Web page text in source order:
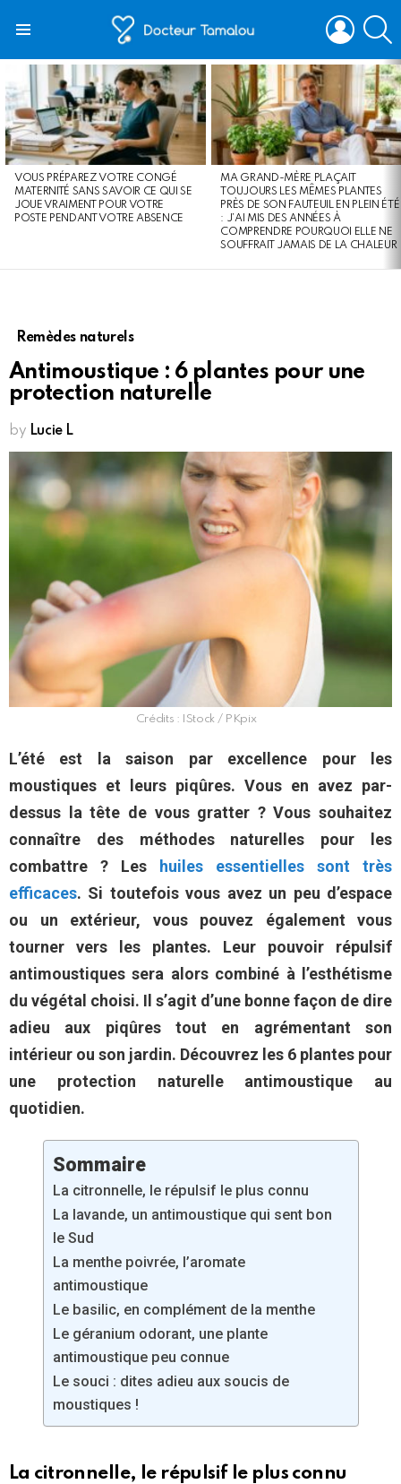
LOGIN
STORIES
VOUS PRÉPAREZ VOTRE CONGÉ
MATERNITÉ SANS SAVOIR CE QUI SE
JOUE VRAIMENT POUR VOTRE
POSTE PENDANT VOTRE ABSENCE
MA GRAND-MÈRE PLAÇAIT
TOUJOURS LES MÊMES PLANTES
PRÈS DE SON FAUTEUIL EN PLEIN ÉTÉ
: J’AI MIS DES ANNÉES À
COMPRENDRE POURQUOI ELLE NE
SOUFFRAIT JAMAIS DE LA CHALEUR
Remèdes naturels
Antimoustique : 6 plantes pour une
protection naturelle
by Lucie L
Crédits : IStock / PKpix
L’été est la saison par excellence pour les
moustiques et leurs piqûres. Vous en avez par-
dessus la tête de vous gratter ? Vous souhaitez
connaître des méthodes naturelles pour les
combattre ? Les
huiles essentielles sont très
efficaces. Si toutefois vous avez un peu d’espace
ou un extérieur, vous pouvez également vous
tourner vers les plantes. Leur pouvoir répulsif
antimoustiques sera alors combiné à l’esthétisme
du végétal choisi. Il s’agit d’une bonne façon de dire
adieu aux piqûres tout en agrémentant son
intérieur ou son jardin. Découvrez les 6 plantes pour
une protection naturelle antimoustique au
quotidien.
Sommaire
La citronnelle, le répulsif le plus connu
La lavande, un antimoustique qui sent bon
le Sud
La menthe poivrée, l’aromate
antimoustique
Le basilic, en complément de la menthe
Le géranium odorant, une plante
antimoustique peu connue
Le souci : dites adieu aux soucis de
moustiques !
La citronnelle, le répulsif le plus connu